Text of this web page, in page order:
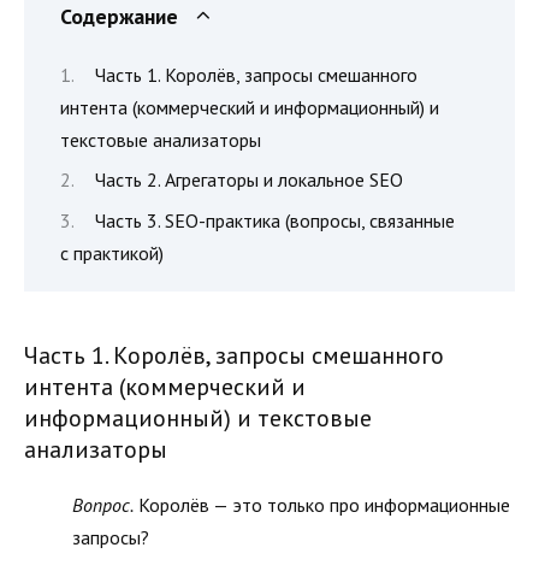
Содержание
Часть 1. Королёв, запросы смешанного
интента (коммерческий и информационный) и
текстовые анализаторы
Часть 2. Агрегаторы и локальное SEO
Часть 3. SEO-практика (вопросы, связанные
с практикой)
Часть 1. Королёв, запросы смешанного
интента (коммерческий и
информационный) и текстовые
анализаторы
Вопрос. Королёв — это только про информационные
запросы?